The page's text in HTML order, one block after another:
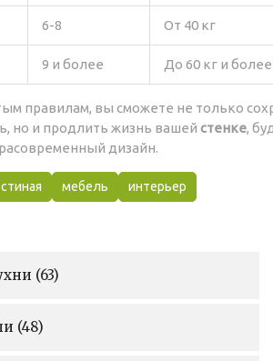
6-8 От 40 кг
9 и более До 60 кг и более
правилам, вы сможете не только
но и продлить жизнь вашей стенке,
дизайн.
мебель интерьер
(63)
(48)